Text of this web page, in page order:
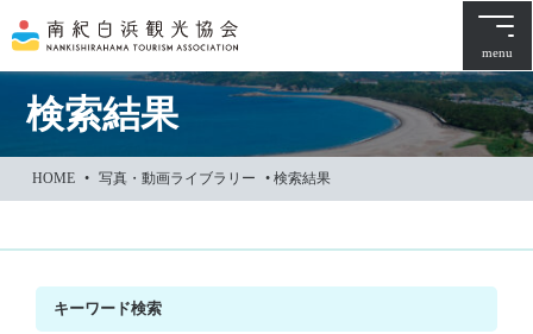
文
に
ッ
menu
検索結果
HOME • 写真・動画ライブラリー •検索結果
キーワード検索